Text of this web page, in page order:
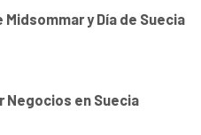
y Día de Suecia
Negocios en Suecia